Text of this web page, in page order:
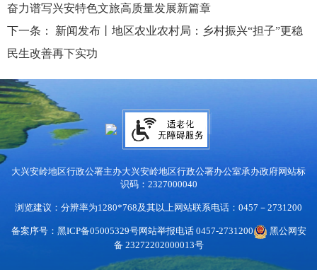
奋力谱写兴安特色文旅高质量发展新篇章
下一条：
新闻发布丨地区农业农村局：乡村振兴“担子”更稳
民生改善再下实功
大兴安岭地区行政公署主办大兴安岭地区行政公署办公室承办政府网站标
识码：2327000040
浏览建议：分辨率为1280*768及其以上网站联系电话：0457－2731200
备案序号：黑ICP备05005329号网站举报电话 0457-2731200
黑公网安
备 23272202000013号